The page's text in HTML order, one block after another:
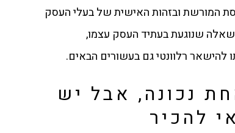
המורשת ובזהות האישית של בעלי העסק
שאלה שנוגעת בעתיד העסק עצמו,
להישאר רלוונטי גם בעשורים הבאים.
נכונה, אבל יש
להכיר